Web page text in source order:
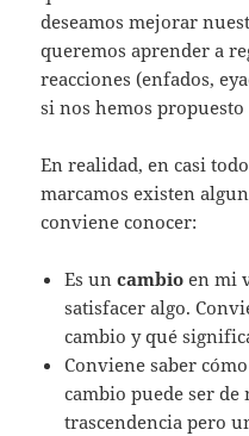
deseamos mejorar
queremos aprender a
reacciones (enfados,
si nos hemos
En realidad, en casi
marcamos existen
conviene conocer:
Es uncambio en mi
satisfacer algo.
cambio y qué
Conviene saber
cambio puede ser
trascendencia pero